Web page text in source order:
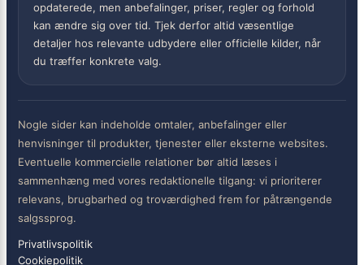
opdaterede, men anbefalinger, priser, regler og forhold
kan ændre sig over tid. Tjek derfor altid væsentlige
detaljer hos relevante udbydere eller officielle kilder, når
du træffer konkrete valg.
Nogle sider kan indeholde omtaler, anbefalinger eller
henvisninger til produkter, tjenester eller eksterne websites.
Eventuelle kommercielle relationer bør altid læses i
sammenhæng med vores redaktionelle tilgang: vi prioriterer
relevans, brugbarhed og troværdighed frem for påtrængende
salgssprog.
Privatlivspolitik
Cookiepolitik